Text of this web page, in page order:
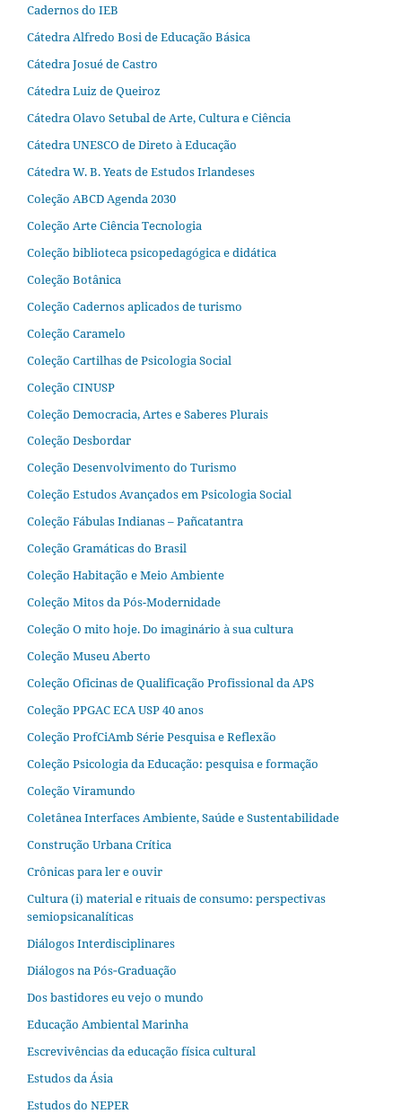
Cadernos do IEB
Cátedra Alfredo Bosi de Educação Básica
Cátedra Josué de Castro
Cátedra Luiz de Queiroz
Cátedra Olavo Setubal de Arte, Cultura e Ciência
Cátedra UNESCO de Direto à Educação
Cátedra W. B. Yeats de Estudos Irlandeses
Coleção ABCD Agenda 2030
Coleção Arte Ciência Tecnologia
Coleção biblioteca psicopedagógica e didática
Coleção Botânica
Coleção Cadernos aplicados de turismo
Coleção Caramelo
Coleção Cartilhas de Psicologia Social
Coleção CINUSP
Coleção Democracia, Artes e Saberes Plurais
Coleção Desbordar
Coleção Desenvolvimento do Turismo
Coleção Estudos Avançados em Psicologia Social
Coleção Fábulas Indianas – Pañcatantra
Coleção Gramáticas do Brasil
Coleção Habitação e Meio Ambiente
Coleção Mitos da Pós-Modernidade
Coleção O mito hoje. Do imaginário à sua cultura
Coleção Museu Aberto
Coleção Oficinas de Qualificação Profissional da APS
Coleção PPGAC ECA USP 40 anos
Coleção ProfCiAmb Série Pesquisa e Reflexão
Coleção Psicologia da Educação: pesquisa e formação
Coleção Viramundo
Coletânea Interfaces Ambiente, Saúde e Sustentabilidade
Construção Urbana Crítica
Crônicas para ler e ouvir
Cultura (i) material e rituais de consumo: perspectivas
semiopsicanalíticas
Diálogos Interdisciplinares
Diálogos na Pós‐Graduação
Dos bastidores eu vejo o mundo
Educação Ambiental Marinha
Escrevivências da educação física cultural
Estudos da Ásia​
Estudos do NEPER